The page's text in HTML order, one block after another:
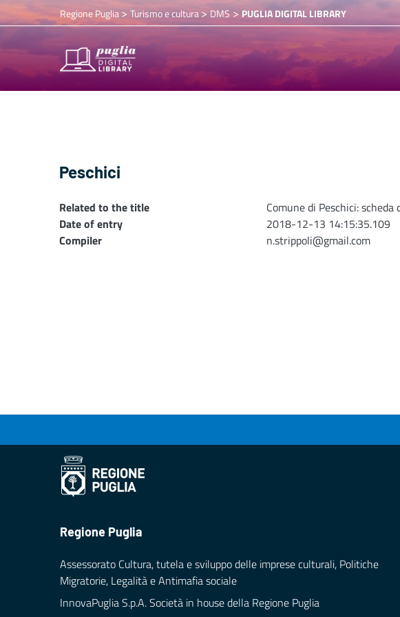
Regione Puglia> Turismo e cultura>DMS > PUGLIA DIGITAL LIBRARY
Peschici
Related to the title
Comune di Peschici:
Date of entry
2018-12-13 14:15:35.109
Compiler
n.strippoli@gmail.com
Regione Puglia
Assessorato Cultura, tutela e sviluppo delle imprese culturali, Politiche
Migratorie, Legalità e Antimafia sociale
InnovaPuglia S.p.A. Società in house della Regione Puglia